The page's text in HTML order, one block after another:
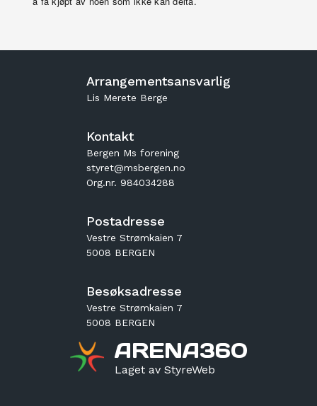
Arrangementsansvarlig
Lis Merete Berge
Kontakt
Bergen Ms forening
styret@msbergen.no
Org.nr. 984034288
Postadresse
Vestre Strømkaien 7
5008 BERGEN
Besøksadresse
Vestre Strømkaien 7
5008 BERGEN
ARENA360
Laget av StyreWeb